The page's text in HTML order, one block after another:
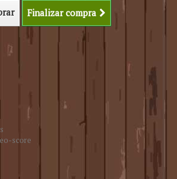
Finalizar compra
score